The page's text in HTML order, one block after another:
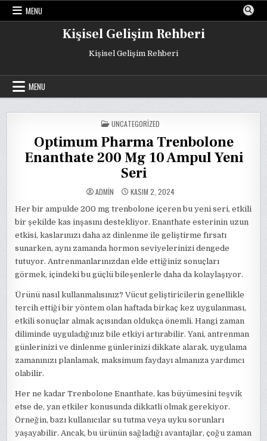
Skip
MENU
Kişisel Gelişim Rehberi
Kişisel Gelişim Rehberi
MENU
POSTED
IN
UNCATEGORIZED
Optimum Pharma Trenbolone
Enanthate 200 Mg 10 Ampul Yeni
Seri
ADMIN KASIM 2, 2024
Her bir ampulde 200 mg trenbolone içeren bu yeni seri, etkili
bir şekilde kas inşasını destekliyor. Enanthate esterinin uzun
etkisi, kaslarınızı daha az dinlenme ile geliştirme fırsatı
sunarken, aynı zamanda hormon seviyelerinizi dengede
tutuyor. Antrenmanlarınızdan elde ettiğiniz sonuçları
görmek, içindeki bu güçlü bileşenlerle daha da kolaylaşıyor.
Ürünü nasıl kullanmalısınız? Vücut geliştiricilerin genellikle
tercih ettiği bir yöntem olan haftada birkaç kez uygulanması,
etkili sonuçlar almak açısından oldukça önemli. Hangi zaman
diliminde uyguladığınız bile etkiyi artırabilir. Yani, antrenman
günlerinizi ve dinlenme günlerinizi dikkate alarak, uygulama
zamanınızı planlamak, maksimum faydayı almanıza yardımcı
olabilir.
Her ne kadar Trenbolone Enanthate, kas büyümesini teşvik
etse de, yan etkiler konusunda dikkatli olmak gerekiyor.
Örneğin, bazı kullanıcılar su tutma veya uyku sorunları
yaşayabilir. Ancak, bu ürünün sağladığı avantajlar, çoğu zaman